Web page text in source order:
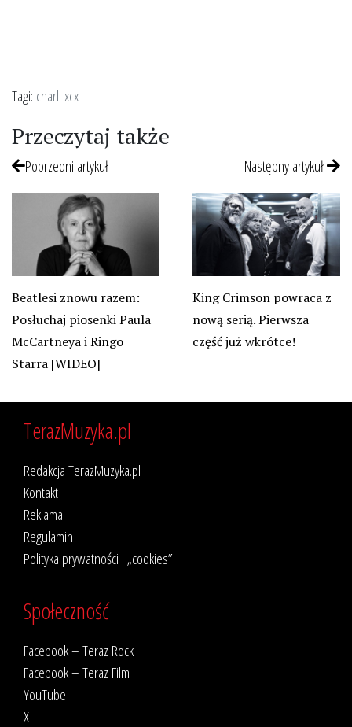
Tagi: charli xcx
Przeczytaj także
Poprzedni artykuł
Beatlesi znowu razem:
Posłuchaj piosenki Paula
McCartneya i Ringo
Starra [WIDEO]
Następny artykuł
King Crimson powraca z
nową serią. Pierwsza
część już wkrótce!
TerazMuzyka.pl
Redakcja TerazMuzyka.pl
Kontakt
Reklama
Regulamin
Polityka prywatności i „cookies”
Społeczność
Facebook – Teraz Rock
Facebook – Teraz Film
YouTube
X